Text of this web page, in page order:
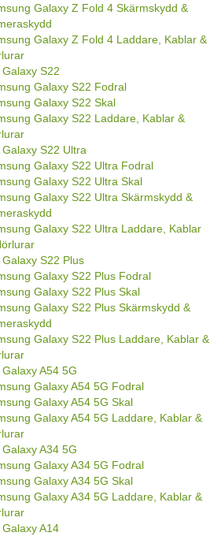
Galaxy Z Fold 4 Skärmskydd &
Galaxy Z Fold 4 Laddare, Kablar &
S22
Galaxy S22 Fodral
Galaxy S22 Skal
Galaxy S22 Laddare, Kablar &
S22 Ultra
Galaxy S22 Ultra Fodral
Galaxy S22 Ultra Skal
Galaxy S22 Ultra Skärmskydd &
Galaxy S22 Ultra Laddare, Kablar
S22 Plus
Galaxy S22 Plus Fodral
Galaxy S22 Plus Skal
Galaxy S22 Plus Skärmskydd &
Galaxy S22 Plus Laddare, Kablar &
A54 5G
Galaxy A54 5G Fodral
Galaxy A54 5G Skal
Galaxy A54 5G Laddare, Kablar &
A34 5G
Galaxy A34 5G Fodral
Galaxy A34 5G Skal
Galaxy A34 5G Laddare, Kablar &
A14